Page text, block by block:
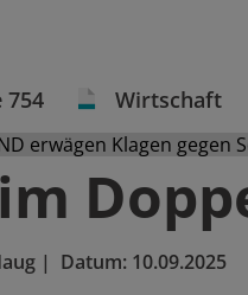
754 Wirtschaft
erwägen Klagen gegen
| Datum: 10.09.2025